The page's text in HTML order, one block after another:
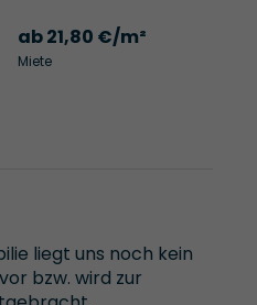
ab 21,80 €/m²
Miete
liegt uns noch kein
bzw. wird zur